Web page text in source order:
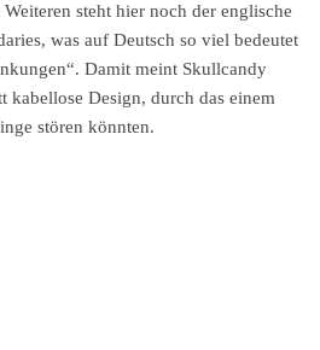
steht hier noch der englische
was auf Deutsch so viel bedeutet
Damit meint Skullcandy
kabellose Design, durch das einem
stören könnten.